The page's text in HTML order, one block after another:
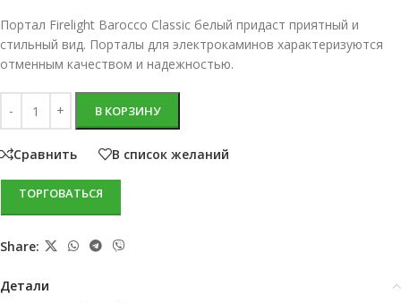
Портал Firelight Barocco Classic белый придаст приятный и
стильный вид. Порталы для электрокаминов характеризуются
отменным качеством и надежностью.
В КОРЗИНУ
Сравнить В список желаний
ТОРГОВАТЬСЯ
Share:
Детали